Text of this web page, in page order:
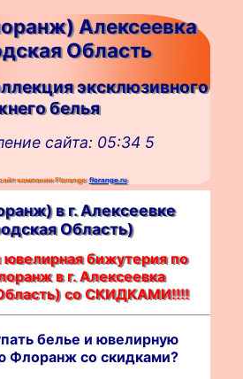
Алексеевка
Область
эксклюзивного
белья
сайта: 05:34 5
компании Florange:florange.ru
в г. Алексеевке
Область)
бижутерия по
в г. Алексеевка
со СКИДКАМИ!!!!
белье и ювелирную
Флоранж со скидками?